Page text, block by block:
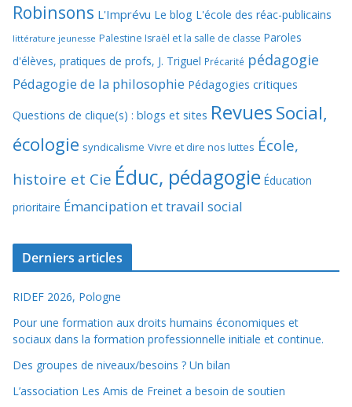
Robinsons L'Imprévu Le blog L'école des réac-publicains
littérature jeunesse Palestine Israël et la salle de classe Paroles
d'élèves, pratiques de profs, J. Triguel Précarité pédagogie
Pédagogie de la philosophie Pédagogies critiques
Questions de clique(s) : blogs et sites RevuesSocial,
écologie syndicalisme Vivre et dire nos luttes École,
histoire et Cie Éduc, pédagogie Éducation
prioritaire Émancipation et travail social
Derniers articles
RIDEF 2026, Pologne
Pour une formation aux droits humains économiques et
sociaux dans la formation professionnelle initiale et continue.
Des groupes de niveaux/besoins ? Un bilan
L’association Les Amis de Freinet a besoin de soutien